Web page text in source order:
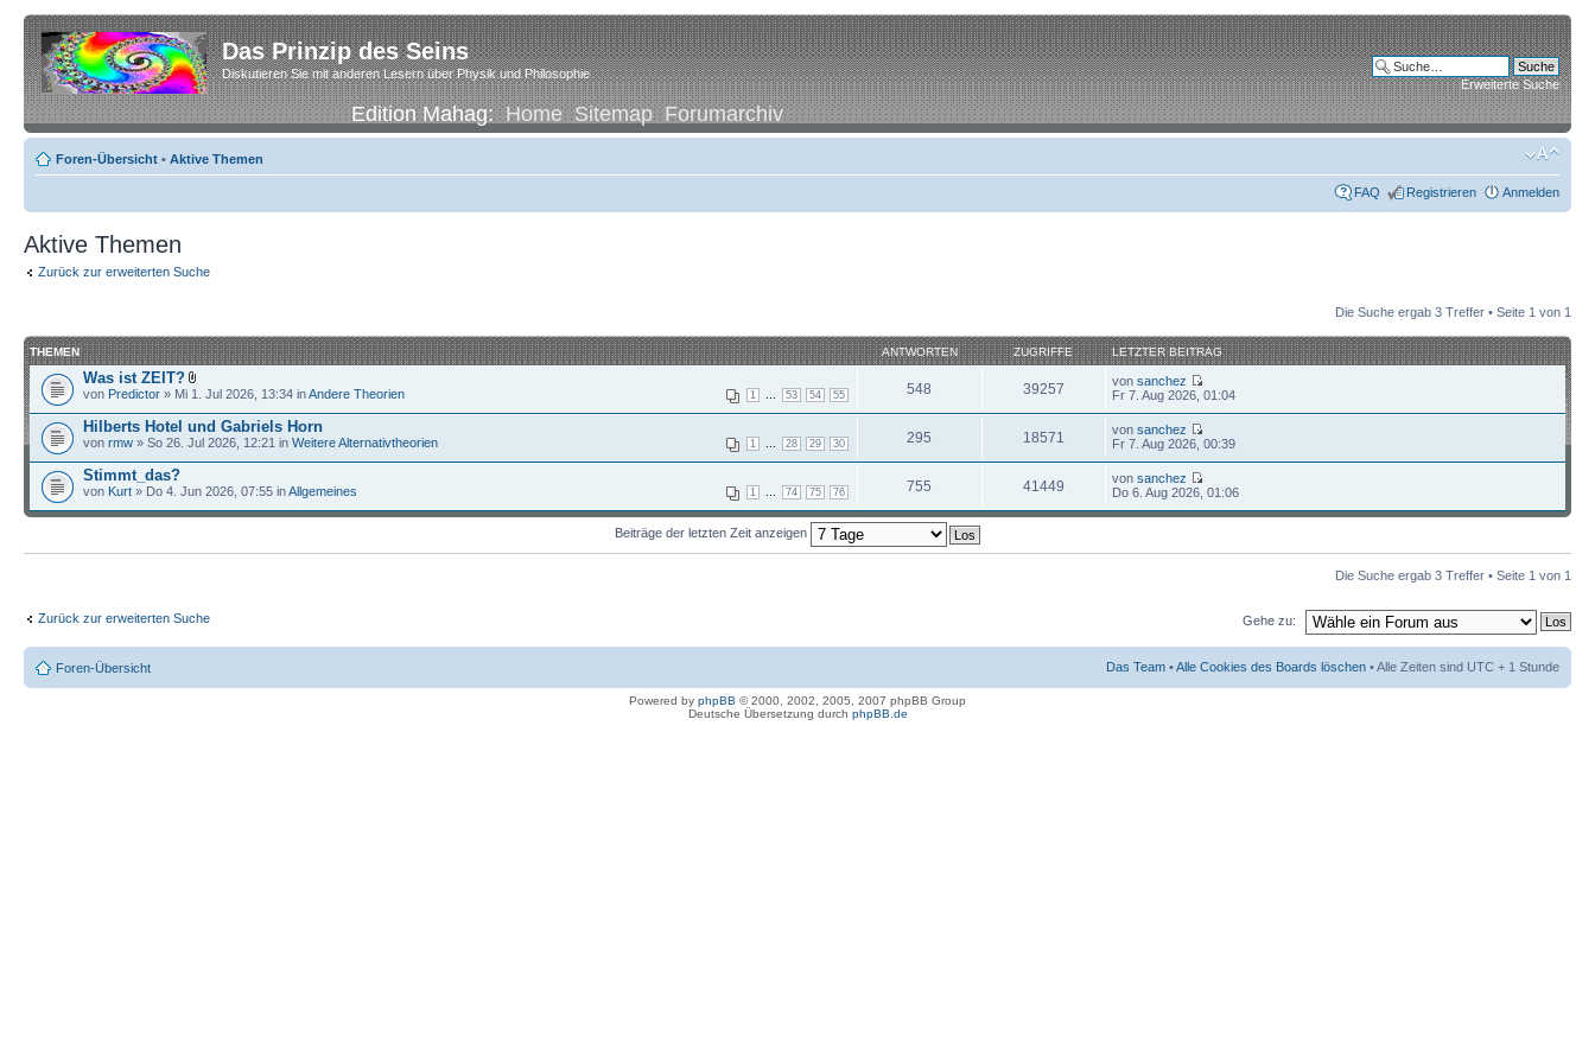
Das Prinzip des Seins
Diskutieren Sie mit anderen Lesern über Physik und Philosophie
Edition Mahag:Home Sitemap Forumarchiv
Erweiterte Suche
Foren-Übersicht • Aktive Themen
FAQ Registrieren Anmelden
Aktive Themen
Zurück zur erweiterten Suche
Die Suche ergab 3 Treffer • Seite 1 von 1
THEMEN ANTWORTEN ZUGRIFFE LETZTER BEITRAG
Was ist ZEIT?
1 53 54 55
von Predictor » Mi 1. Jul 2026, 13:34 inAndere Theorien 548 39257 vonsanchez
Fr 7. Aug 2026, 01:04
Hilberts Hotel und Gabriels Horn
1 28 29 30
von rmw » So 26. Jul 2026, 12:21 in Weitere Alternativtheorien 295 18571 vonsanchez
Fr 7. Aug 2026, 00:39
Stimmt_das?
1 74 75 76
von Kurt » Do 4. Jun 2026, 07:55 inAllgemeines 755 41449 vonsanchez
Do 6. Aug 2026, 01:06
Beiträge der letzten Zeit anzeigen
Die Suche ergab 3 Treffer • Seite 1 von 1
Zurück zur erweiterten Suche Gehe zu:
Foren-Übersicht Das Team •Alle Cookies des Boards löschen • Alle Zeiten sind UTC + 1 Stunde
Powered by phpBB © 2000, 2002, 2005, 2007 phpBB Group
Deutsche Übersetzung durch phpBB.de